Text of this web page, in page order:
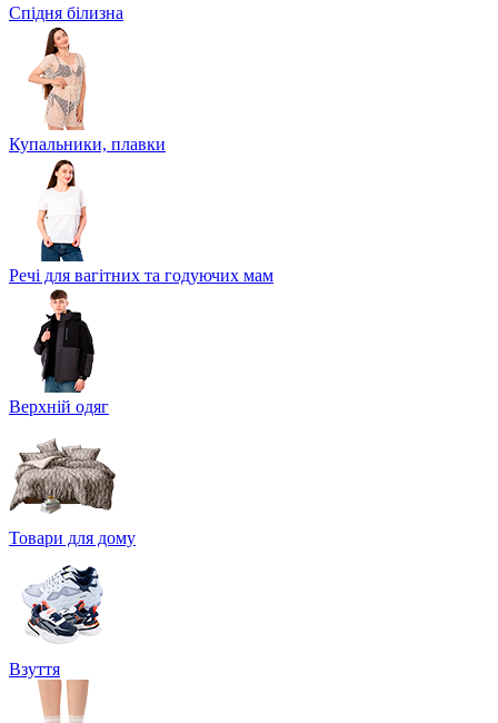
Спідня білизна
Купальники, плавки
Речі для вагітних та годуючих мам
Верхній одяг
Товари для дому
Взуття